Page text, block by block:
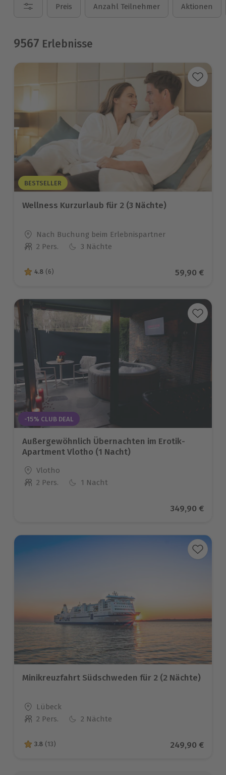
Preis Anzahl Teilnehmer Aktionen
9567 Erlebnisse
BESTSELLER
Wellness Kurzurlaub für 2 (3 Nächte)
Standort
Nach Buchung beim Erlebnispartner
Anzahl der Teilnehmer
2 Pers. 3 Nächte
4.8 von 5 Sternen basierend auf 6 Bewertungen
4.8 (6) Aktueller
59,90 €
-15% CLUB DEAL
Außergewöhnlich Übernachten im Erotik-
Apartment Vlotho (1 Nacht)
Standort
Vlotho
Anzahl der Teilnehmer
2 Pers. 1 Nacht
Aktueller
349,90 €
Minikreuzfahrt Südschweden für 2 (2 Nächte)
Standort
Lübeck
Anzahl der Teilnehmer
2 Pers. 2 Nächte
3.8 von 5 Sternen basierend auf 13 Bewertungen
3.8 (13) Aktueller
249,90 €